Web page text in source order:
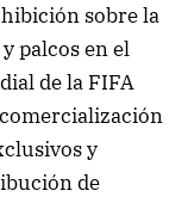
sobre la
palcos en el
de la FIFA
y
de